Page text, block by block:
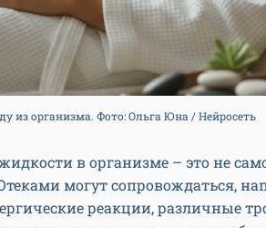
из организма. Фото: Ольга Юна / Нейросеть
в организме – это не
могут сопровождаться,
реакции, различные